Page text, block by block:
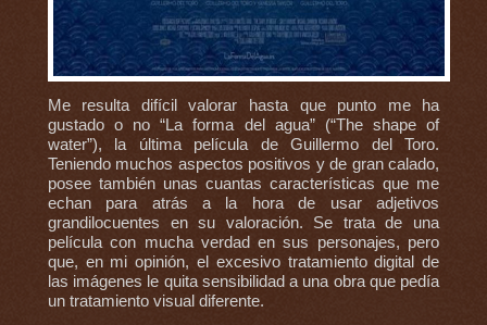
Me resulta difícil valorar hasta que punto me ha
gustado o no “La forma del agua” (“The shape of
water”), la última película de Guillermo del Toro.
Teniendo muchos aspectos positivos y de gran calado,
posee también unas cuantas características que me
echan para atrás a la hora de usar adjetivos
grandilocuentes en su valoración. Se trata de una
película con mucha verdad en sus personajes, pero
que, en mi opinión, el excesivo tratamiento digital de
las imágenes le quita sensibilidad a una obra que pedía
un tratamiento visual diferente.